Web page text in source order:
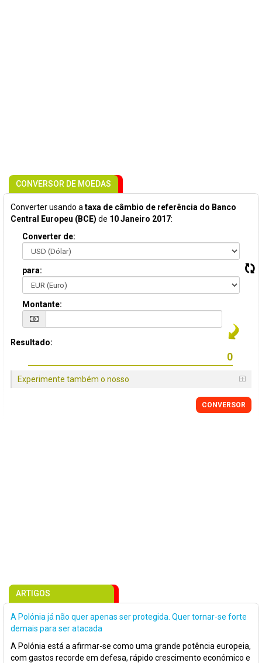
CONVERSOR DE MOEDAS
Converter usando a taxa de câmbio de referência do Banco
Central Europeu (BCE) de 10 Janeiro 2017:
Converter de:
para:
Montante:
Resultado:
Experimente também o nosso
CONVERSOR
ARTIGOS
A Polónia já não quer apenas ser protegida. Quer tornar-se forte
demais para ser atacada
A Polónia está a afirmar-se como uma grande potência europeia,
com gastos recorde em defesa, rápido crescimento económico e